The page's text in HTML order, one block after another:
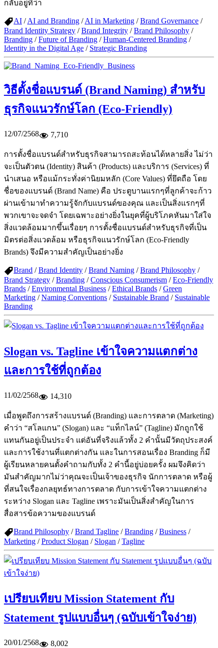
กลับอยู่ที่ว่า
AI /AI and Branding /AI in Marketing /Brand Governance /
Brand Identity Strategy /Brand Integrity /Brand Philosophy /
Branding /Future of Branding /Human-Centered Branding /
Identity in the Digital Age / Strategic Branding
วิธีตั้งชื่อแบรนด์ (Brand Naming) สำหรับ
ธุรกิจแนวรักษ์โลก (Eco-Friendly)
12/07/2568 7,710
การตั้งชื่อแบรนด์สำหรับธุรกิจสามารถสะท้อนได้หลายสิ่ง ไม่ว่า
จะเป็นตัวตน (Identity) สินค้า (Products) และบริการ (Services) ที่
นำเสนอ หรือแม้กระทั่งค่านิยมหลัก (Core Values) ที่ยึดถือ โดย
ชื่อของแบรนด์ (Brand Name) คือ ประตูบานแรกๆที่ลูกค้าจะก้าว
ผ่านเข้ามาทำความรู้จักกับแบรนด์ของคุณ และเป็นสิ่งแรกๆที่
พวกเขาจะจดจำ โดยเฉพาะอย่างยิ่งในยุคที่ผู้บริโภคหันมาใส่ใจ
สิ่งแวดล้อมมากขึ้นเรื่อยๆ การตั้งชื่อแบรนด์สำหรับธุรกิจที่เป็น
มิตรต่อสิ่งแวดล้อม หรือธุรกิจแนวรักษ์โลก (Eco-Friendly
Brands) จึงมีความสำคัญเป็นอย่างยิ่ง
Brand /Brand Identity /Brand Naming /Brand Philosophy /
Brand Strategy /Branding /Conscious Consumerism /Eco-Friendly
Brands /Environmental Business /Ethical Brands /Green
Marketing /Naming Conventions / Sustainable Brand / Sustainable
Branding
Slogan vs. Tagline เข้าใจความแตกต่าง
และการใช้ที่ถูกต้อง
11/02/2568 14,310
เมื่อพูดถึงการสร้างแบรนด์ (Branding) และการตลาด (Marketing)
คำว่า “สโลแกน” (Slogan) และ “แท็กไลน์” (Tagline) มักถูกใช้
แทนกันอยู่เป็นประจำ แต่อันที่จริงแล้วทั้ง 2 คำนั้นมีวัตถุประสงค์
และการใช้งานที่แตกต่างกัน และในการสอนเรื่อง Branding ก็มี
ผู้เรียนหลายคนตั้งคำถามกับทั้ง 2 คำนี้อยู่บ่อยครั้ง ผมจึงคิดว่า
มันสำคัญมากไม่ว่าคุณจะเป็นเจ้าของธุรกิจ นักการตลาด หรือผู้
ที่สนใจเรื่องกลยุทธ์ทางการตลาด กับการเข้าใจความแตกต่าง
ระหว่าง Slogan และ Tagline เพราะมันเป็นสิ่งสำคัญในการ
สื่อสารข้อความของแบรนด์
Brand Philosophy /Brand Tagline /Branding /Business /
Marketing /Product Slogan / Slogan /Tagline
เปรียบเทียบ Mission Statement กับ
Statement รูปแบบอื่นๆ (ฉบับเข้าใจง่าย)
20/01/2568 8,002